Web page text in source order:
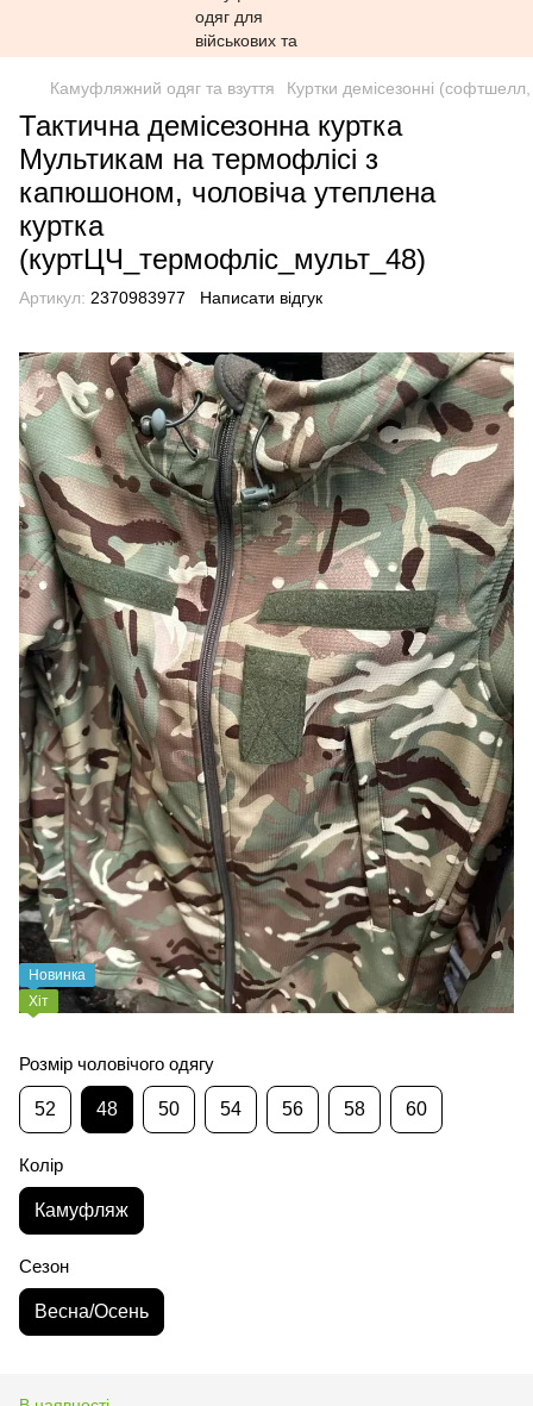
Камуфляжний одяг та взуття Куртки демісезонні
Тактична демісезонна куртка
Мультикам на термофлісі з
капюшоном, чоловіча утеплена
куртка
(куртЦЧ_термофліс_мульт_48)
Артикул: 2370983977 Написати відгук
Новинка
Хіт
Розмір чоловічого одягу
52 48 50 54 56 58 60
Колір
Камуфляж
Сезон
Весна/Осень